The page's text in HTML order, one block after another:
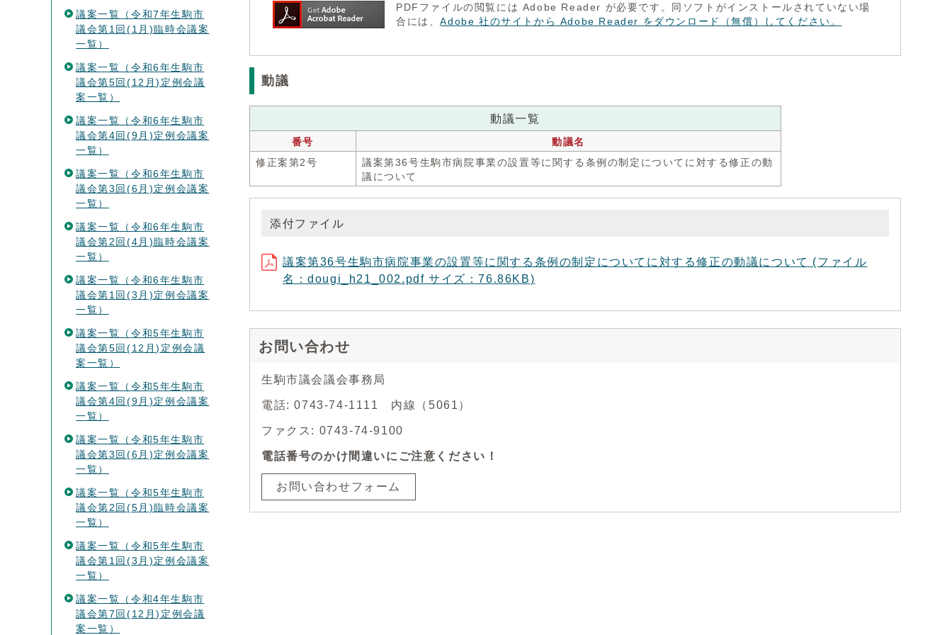
PDFファイルの閲覧には Adobe Reader が必要です。同ソフトがインストールされていない場
合には、Adobe 社のサイトから Adobe Reader をダウンロード（無償）してください。
動議
動議一覧
番号
動議名
修正案第2号
議案第36号生駒市病院事業の設置等に関する条例の制定についてに対する修正の動
議について
添付ファイル
議案第36号生駒市病院事業の設置等に関する条例の制定についてに対する修正の動議について (ファイル
名：dougi_h21_002.pdf サイズ：76.86KB)
お問い合わせ
生駒市議会議会事務局
電話: 0743-74-1111 内線（5061）
ファクス: 0743-74-9100
電話番号のかけ間違いにご注意ください！
お問い合わせフォーム
議案一覧（令和7年生駒市
議会第1回(1月)臨時会議案
一覧）
議案一覧（令和6年生駒市
議会第5回(12月)定例会議
案一覧）
議案一覧（令和6年生駒市
議会第4回(9月)定例会議案
一覧）
議案一覧（令和6年生駒市
議会第3回(6月)定例会議案
一覧）
議案一覧（令和6年生駒市
議会第2回(4月)臨時会議案
一覧）
議案一覧（令和6年生駒市
議会第1回(3月)定例会議案
一覧）
議案一覧（令和5年生駒市
議会第5回(12月)定例会議
案一覧）
議案一覧（令和5年生駒市
議会第4回(9月)定例会議案
一覧）
議案一覧（令和5年生駒市
議会第3回(6月)定例会議案
一覧）
議案一覧（令和5年生駒市
議会第2回(5月)臨時会議案
一覧）
議案一覧（令和5年生駒市
議会第1回(3月)定例会議案
一覧）
議案一覧（令和4年生駒市
議会第7回(12月)定例会議
案一覧）